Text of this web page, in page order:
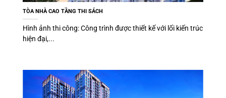
TÒA NHÀ CAO TẦNG THI SÁCH
Hình ảnh thi công: Công trình được thiết kế với lối kiến trúc
hiện đại,...